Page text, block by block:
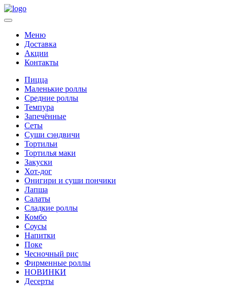
Меню
Доставка
Акции
Контакты
Пицца
Маленькие роллы
Средние роллы
Темпура
Запечённые
Сеты
Суши сэндвичи
Тортильи
Тортилья маки
Закуски
Хот-дог
Онигири и суши пончики
Лапша
Салаты
Сладкие роллы
Комбо
Соусы
Напитки
Поке
Чесночный рис
Фирменные роллы
НОВИНКИ
Десерты